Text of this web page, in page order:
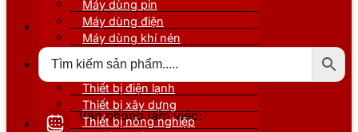
Văn phòng làm việc:
Máy dùng pin
Máy dùng điện
Máy dùng khí nén
Thiết bị nâng đỡ
Thiết bị điện lạnh
Thiết bị xây dựng
Thiết bị nông nghiệp